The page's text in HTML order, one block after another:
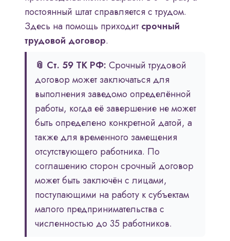
постоянный штат справляется с трудом.
Здесь на помощь приходит срочный
трудовой договор.
📎 Ст. 59 ТК РФ: Срочный трудовой
договор может заключаться для
выполнения заведомо определённой
работы, когда её завершение не может
быть определено конкретной датой, а
также для временного замещения
отсутствующего работника. По
соглашению сторон срочный договор
может быть заключён с лицами,
поступающими на работу к субъектам
малого предпринимательства с
численностью до 35 работников.